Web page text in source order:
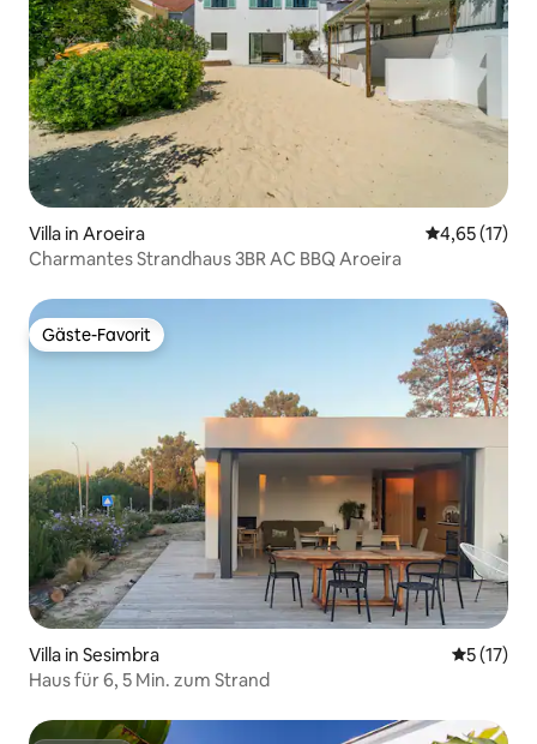
Villa in Aroeira
4,65 (17)
Charmantes Strandhaus 3BR AC BBQ Aroeira
Gäste-Favorit
Gäste-Favorit
Villa in Sesimbra
5 (17)
Haus für 6, 5 Min. zum Strand